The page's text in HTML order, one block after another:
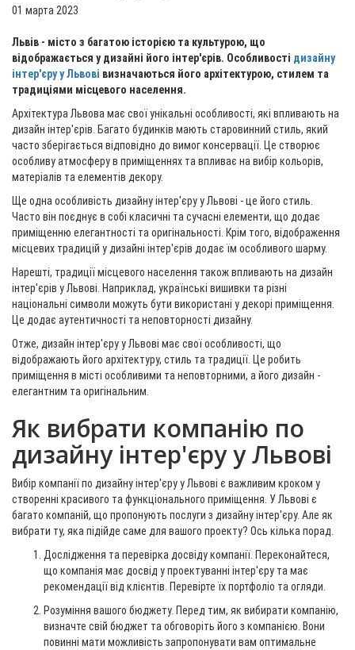
01 марта 2023
Львів - місто з багатою історією та культурою, що
відображається у дизайні його інтер'єрів. Особливості дизайну
інтер'єру у Львові визначаються його архітектурою, стилем та
традиціями місцевого населення.
Архітектура Львова має свої унікальні особливості, які впливають на
дизайн інтер'єрів. Багато будинків мають старовинний стиль, який
часто зберігається відповідно до вимог консервації. Це створює
особливу атмосферу в приміщеннях та впливає на вибір кольорів,
матеріалів та елементів декору.
Ще одна особливість дизайну інтер'єру у Львові - це його стиль.
Часто він поєднує в собі класичні та сучасні елементи, що додає
приміщенню елегантності та оригінальності. Крім того, відображення
місцевих традицій у дизайні інтер'єрів додає їм особливого шарму.
Нарешті, традиції місцевого населення також впливають на дизайн
інтер'єрів у Львові. Наприклад, українські вишивки та різні
національні символи можуть бути використані у декорі приміщення.
Це додає аутентичності та неповторності дизайну.
Отже, дизайн інтер'єру у Львові має свої особливості, що
відображають його архітектуру, стиль та традиції. Це робить
приміщення в місті особливими та неповторними, а його дизайн -
елегантним та оригінальним.
Як вибрати компанію по
дизайну інтер'єру у Львові
Вибір компанії по дизайну інтер'єру у Львові є важливим кроком у
створенні красивого та функціонального приміщення. У Львові є
багато компаній, що пропонують послуги з дизайну інтер'єру. Але як
вибрати ту, яка підійде саме для вашого проекту? Ось кілька порад.
Дослідження та перевірка досвіду компанії. Переконайтеся,
що компанія має досвід у проектуванні інтер'єру та має
рекомендації від клієнтів. Перевірте їх портфоліо та огляди.
Розуміння вашого бюджету. Перед тим, як вибирати компанію,
визначте свій бюджет та обговоріть його з компанією. Вони
повинні мати можливість запропонувати вам оптимальне